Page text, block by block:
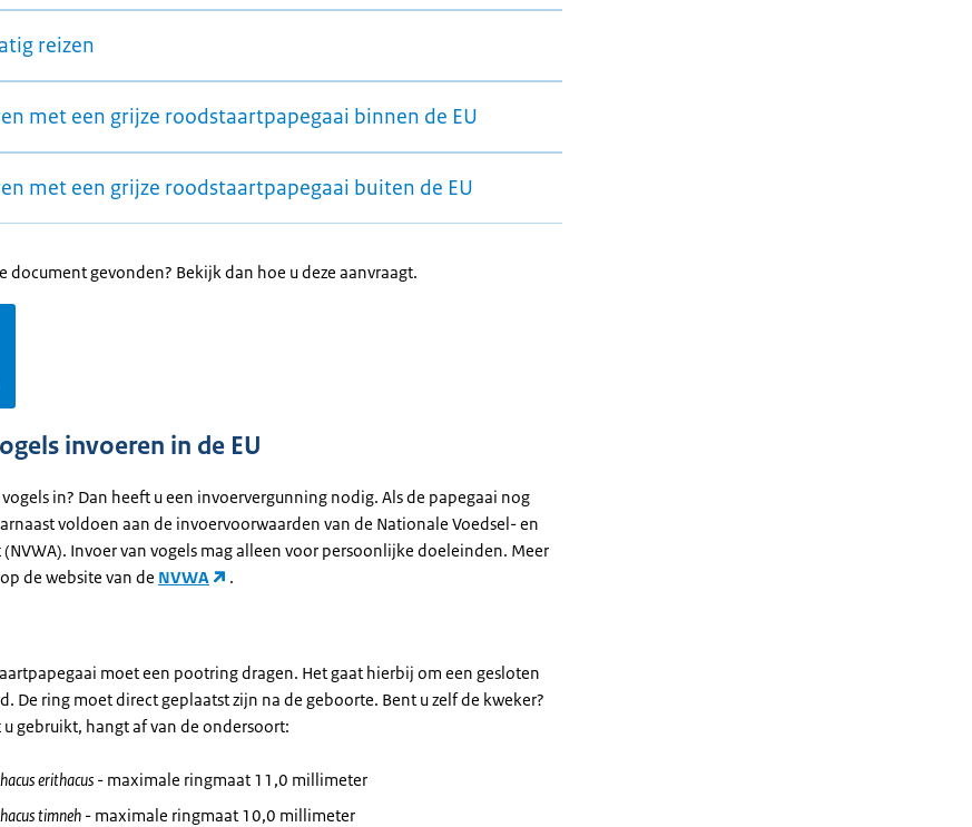
reizen
met een grijze roodstaartpapegaai binnen de EU
met een grijze roodstaartpapegaai buiten de EU
document gevonden? Bekijk dan hoe u deze aanvraagt.
invoeren in de EU
in? Dan heeft u een invoervergunning nodig. Als de papegaai nog
voldoen aan de invoervoorwaarden van de Nationale Voedsel- en
Invoer van vogels mag alleen voor persoonlijke doeleinden. Meer
de website van de NVWA .
moet een pootring dragen. Het gaat hierbij om een gesloten
De ring moet direct geplaatst zijn na de geboorte. Bent u zelf de kweker?
gebruikt, hangt af van de ondersoort:
erithacus - maximale ringmaat 11,0 millimeter
timneh - maximale ringmaat 10,0 millimeter